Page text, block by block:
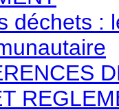
déchets :